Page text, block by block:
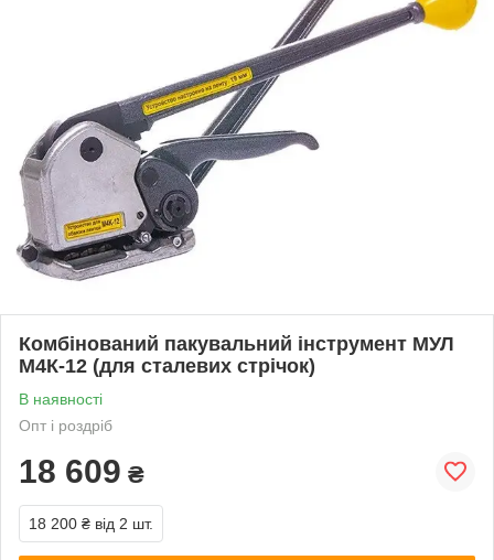
Комбінований пакувальний інструмент МУЛ
М4К-12 (для сталевих стрічок)
В наявності
Опт і роздріб
18 609 ₴
18 200 ₴ від 2 шт.